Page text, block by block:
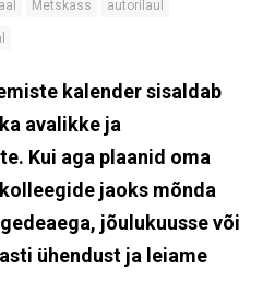
Metskass autorilaul
kalender sisaldab
avalikke ja
Kui aga plaanid oma
jaoks mõnda
jõulukuusse või
ühendust ja leiame